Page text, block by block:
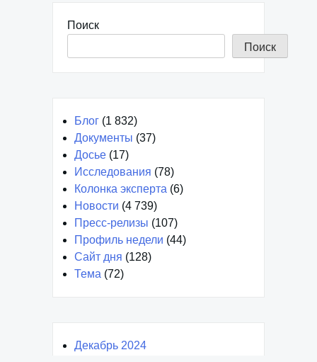
Поиск
Поиск
Блог (1 832)
Документы (37)
Досье (17)
Исследования (78)
Колонка эксперта (6)
Новости (4 739)
Пресс-релизы (107)
Профиль недели (44)
Сайт дня (128)
Тема (72)
Декабрь 2024